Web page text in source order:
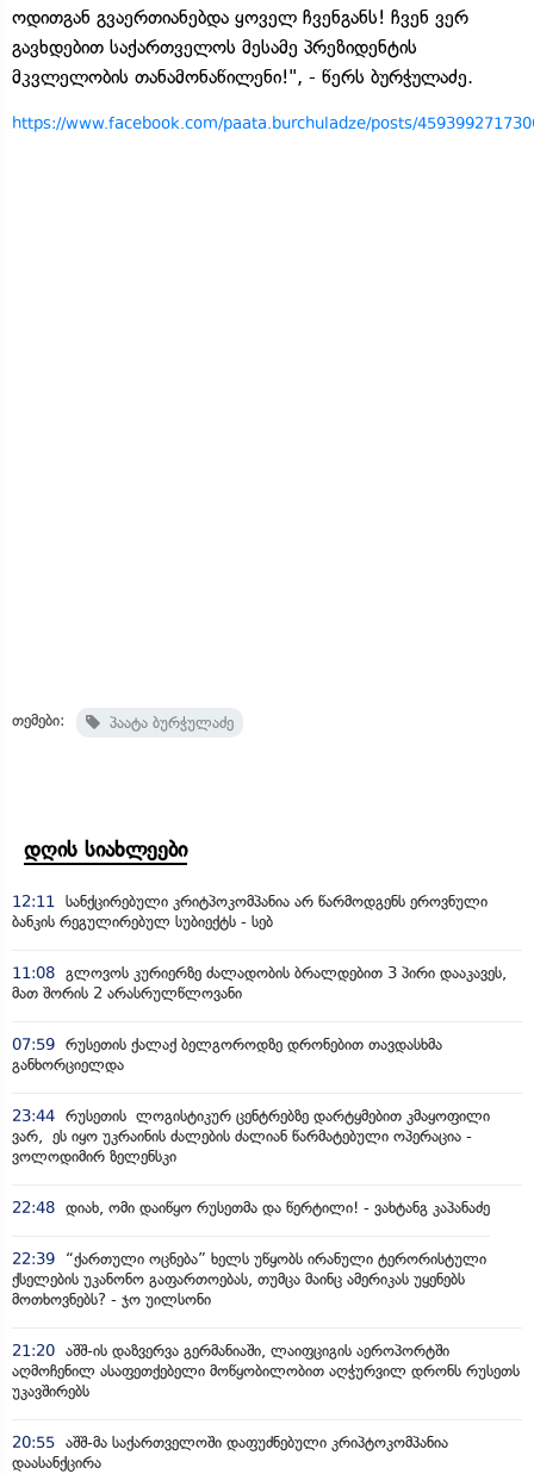
ოდითგან გვაერთიანებდა ყოველ ჩვენგანს! ჩვენ ვერ
გავხდებით საქართველოს მესამე პრეზიდენტის
მკვლელობის თანამონაწილენი!", - წერს ბურჭულაძე.
https://www.facebook.com/paata.burchuladze/posts/
თემები: პაატა ბურჭულაძე
დღის სიახლეები
12:11 სანქცირებული კრიტპოკომპანია არ წარმოდგენს ეროვნული
ბანკის რეგულირებულ სუბიექტს - სებ
11:08 გლოვოს კურიერზე ძალადობის ბრალდებით 3 პირი დააკავეს,
მათ შორის 2 არასრულწლოვანი
07:59 რუსეთის ქალაქ ბელგოროდზე დრონებით თავდასხმა
განხორციელდა
23:44 რუსეთის ლოგისტიკურ ცენტრებზე დარტყმებით კმაყოფილი
ვარ, ეს იყო უკრაინის ძალების ძალიან წარმატებული ოპერაცია -
ვოლოდიმირ ზელენსკი
22:48 დიახ, ომი დაიწყო რუსეთმა და წერტილი! - ვახტანგ კაპანაძე
22:39
“ქართული ოცნება” ხელს უწყობს ირანული ტერორისტული
ქსელების უკანონო გაფართოებას, თუმცა მაინც ამერიკას უყენებს
მოთხოვნებს? - ჯო უილსონი
21:20 აშშ-ის დაზვერვა გერმანიაში, ლაიფციგის აეროპორტში
აღმოჩენილ ასაფეთქებელი მოწყობილობით აღჭურვილ დრონს რუსეთს
უკავშირებს
20:55 აშშ-მა საქართველოში დაფუძნებული კრიპტოკომპანია
დაასანქცირა